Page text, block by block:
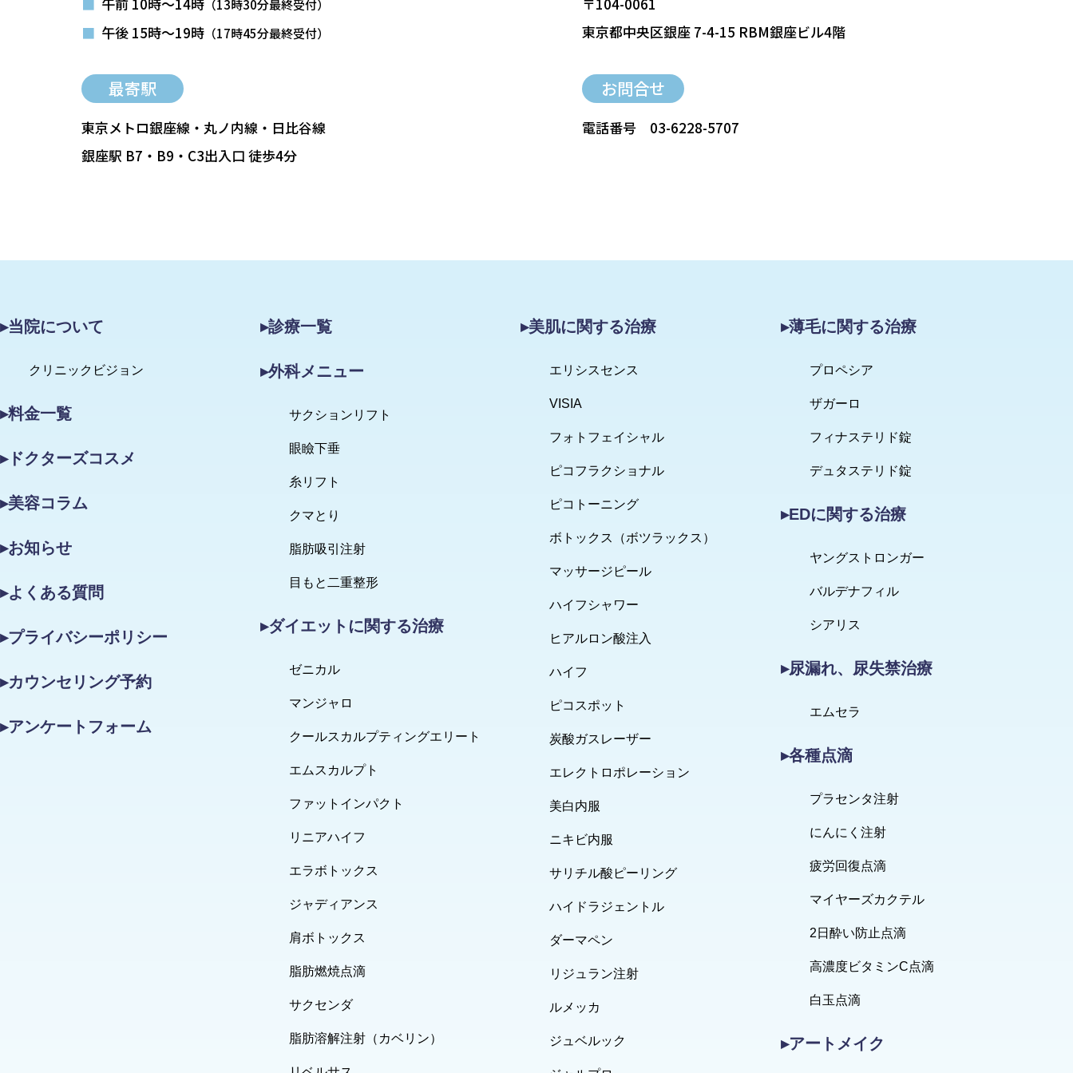
（13時30分最終受付）
■ 午後 15時～19時 （17時45分最終受付）
東京都中央区銀座 7-4-15 RBM銀座ビル4階
最寄駅
東京メトロ銀座線・丸ノ内線・日比谷線
銀座駅 B7・B9・C3出入口 徒歩4分
お問合せ
電話番号 03-6228-5707
▸当院について
クリニックビジョン
▸料金一覧
▸ドクターズコスメ
▸美容コラム
▸お知らせ
▸よくある質問
▸プライバシーポリシー
▸カウンセリング予約
▸アンケートフォーム
▸診療一覧
▸外科メニュー
サクションリフト
眼瞼下垂
糸リフト
クマとり
脂肪吸引注射
目もと二重整形
▸ダイエットに関する治療
ゼニカル
マンジャロ
クールスカルプティングエリート
エムスカルプト
ファットインパクト
リニアハイフ
エラボトックス
ジャディアンス
肩ボトックス
脂肪燃焼点滴
サクセンダ
脂肪溶解注射（カベリン）
▸美肌に関する治療
エリシスセンス
VISIA
フォトフェイシャル
ピコフラクショナル
ピコトーニング
ボトックス（ボツラックス）
マッサージピール
ハイフシャワー
ヒアルロン酸注入
ハイフ
ピコスポット
炭酸ガスレーザー
エレクトロポレーション
美白内服
ニキビ内服
サリチル酸ピーリング
ハイドラジェントル
ダーマペン
リジュラン注射
ルメッカ
ジュベルック
▸薄毛に関する治療
プロペシア
ザガーロ
フィナステリド錠
デュタステリド錠
▸EDに関する治療
ヤングストロンガー
バルデナフィル
シアリス
▸尿漏れ、尿失禁治療
エムセラ
▸各種点滴
プラセンタ注射
にんにく注射
疲労回復点滴
マイヤーズカクテル
2日酔い防止点滴
高濃度ビタミンC点滴
白玉点滴
▸アートメイク